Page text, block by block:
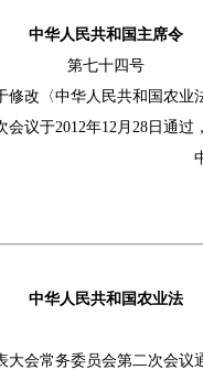
中华人民共和国主席令
第七十四号
改〈中华人民共和国农业
议于2012年12月28日通过
国主
中华人民共和国农业法
大会常务委员会第二次会